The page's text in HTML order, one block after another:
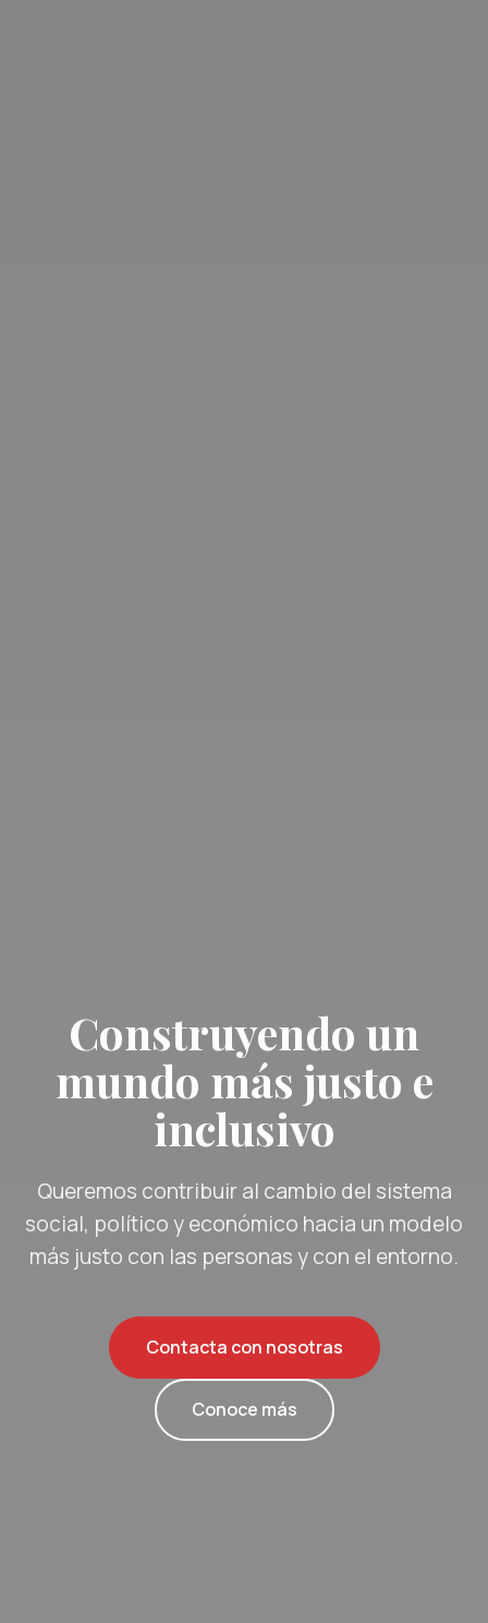
Construyendo un
mundo más justo e
inclusivo
Queremos contribuir al cambio del sistema
social, político y económico hacia un modelo
más justo con las personas y con el entorno.
Contacta con nosotras
Conoce más